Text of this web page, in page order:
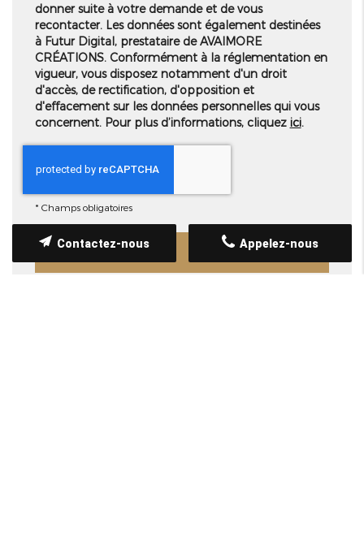
donner suite à votre demande et de vous
recontacter. Les données sont également destinées
à Futur Digital, prestataire de AVAIMORE
CRÉATIONS. Conformément à la réglementation en
vigueur, vous disposez notamment d'un droit
d'accès, de rectification, d'opposition et
d'effacement sur les données personnelles qui vous
concernent. Pour plus d’informations, cliquez ici.
* Champs obligatoires
Appelez-nous
Contactez-nous